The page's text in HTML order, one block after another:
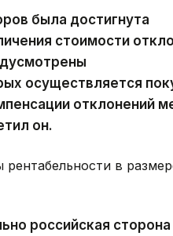
была достигнута
стоимости
осуществляется
отклонений
он.
в
российская сторона